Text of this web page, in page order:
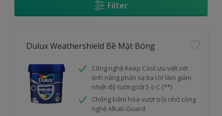
Filter
Dulux Weathershield Bề Mặt Bóng
Công nghệ Keep Cool ưu việt với
tính năng phản xạ tia UV làm giảm
nhiệt độ tường tới 5 o C (**)
Chống kiềm hóa vượt trội nhờ công
nghệ Alkali-Guard